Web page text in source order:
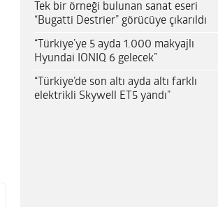
Tek bir örneği bulunan sanat eseri
“Bugatti Destrier” görücüye çıkarıldı
“Türkiye’ye 5 ayda 1.000 makyajlı
Hyundai IONIQ 6 gelecek”
“Türkiye’de son altı ayda altı farklı
elektrikli Skywell ET5 yandı”